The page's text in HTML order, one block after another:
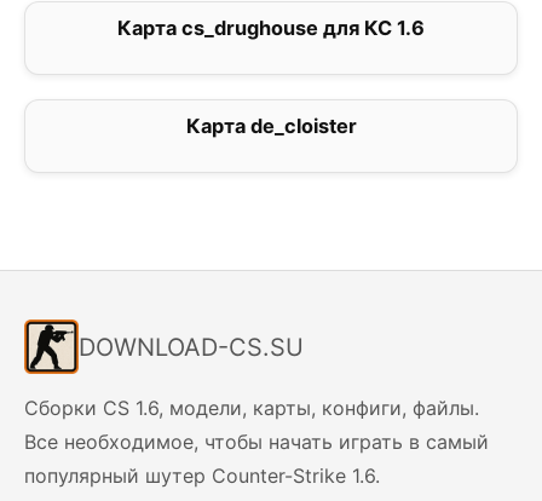
Карта cs_drughouse для КС 1.6
Карта de_cloister
DOWNLOAD-CS.SU
Сборки CS 1.6, модели, карты, конфиги, файлы.
Все необходимое, чтобы начать играть в самый
популярный шутер Counter-Strike 1.6.